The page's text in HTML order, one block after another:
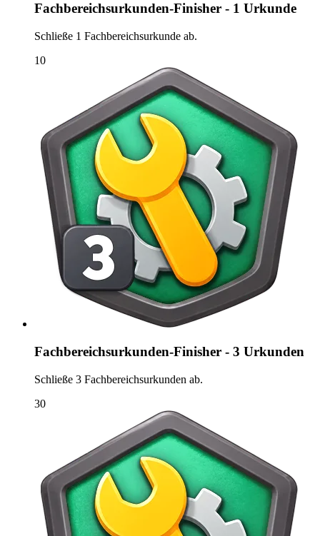
Fachbereichsurkunden-Finisher - 1 Urkunde
Schließe 1 Fachbereichsurkunde ab.
10
Fachbereichsurkunden-Finisher - 3 Urkunden
Schließe 3 Fachbereichsurkunden ab.
30